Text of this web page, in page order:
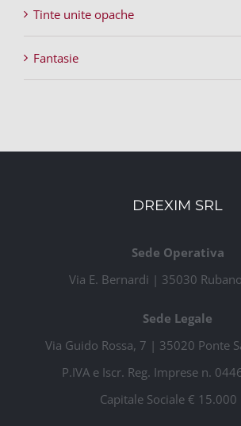
Tinte unite opache
Fantasie
DREXIM SRL
Sede Operativa
Via E. Bernardi | 35030
Sede Legale
Via Guido Rossa, 7 | 35020 Ponte
P.IVA e Iscr. Reg. Imprese n.
Capitale Sociale € 15.000